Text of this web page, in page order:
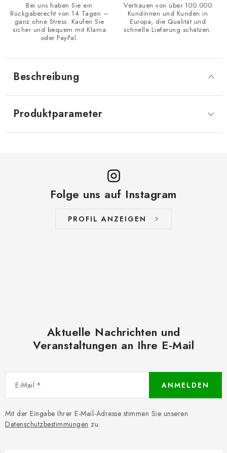
Bei uns haben Sie ein
Rückgaberecht von 14 Tagen –
ganz ohne Stress. Kaufen Sie
sicher und bequem mit Klarna
oder PayPal.
Vertrauen von über 100.000
Kundinnen und Kunden in
Europa, die Qualität und
schnelle Lieferung schätzen.
Beschreibung
Produktparameter
Folge uns auf Instagram
PROFIL ANZEIGEN
Aktuelle Nachrichten und
Veranstaltungen an Ihre E-Mail
E-Mail
Mit der Eingabe Ihrer E-Mail-Adresse stimmen Sie unseren
Datenschutzbestimmungen zu.
ANMELDEN